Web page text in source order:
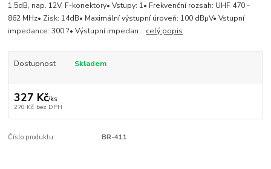
1,5dB, nap. 12V, F-konektory• Vstupy: 1• Frekvenční rozsah: UHF 470 -
862 MHz• Zisk: 14dB• Maximální výstupní úroveň: 100 dBµV• Vstupní
impedance: 300 ?• Výstupní impedan... celý popis
Dostupnost Skladem
327 Kč/ks
270 Kč bez DPH
Číslo produktu: BR-411